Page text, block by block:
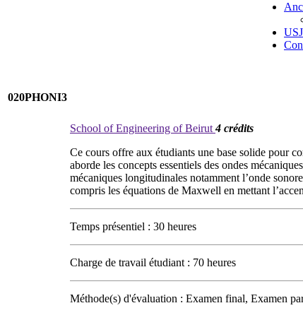
USJ
020PHONI3
School of Engineering of Beirut4 crédits
Ce cours offre aux étudiants une base solide pour
aborde les concepts essentiels des ondes
mécaniques longitudinales notamment l’onde
compris les équations de Maxwell en mettant
Temps présentiel : 30 heures
Charge de travail étudiant : 70 heures
Méthode(s) d'évaluation : Examen final, Examen